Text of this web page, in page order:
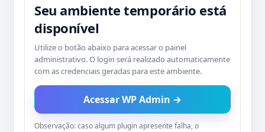
Seu ambiente temporário está
disponível
Utilize o botão abaixo para acessar o painel
administrativo. O login será realizado automaticamente
com as credenciais geradas para este ambiente.
Acessar WP Admin →
Observação: caso algum plugin apresente falha, o